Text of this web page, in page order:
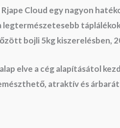
Cloud egy nagyon
legtermészetesebb
bojli 5kg kiszerelésben,
elve a cég alapításátol
atraktív és